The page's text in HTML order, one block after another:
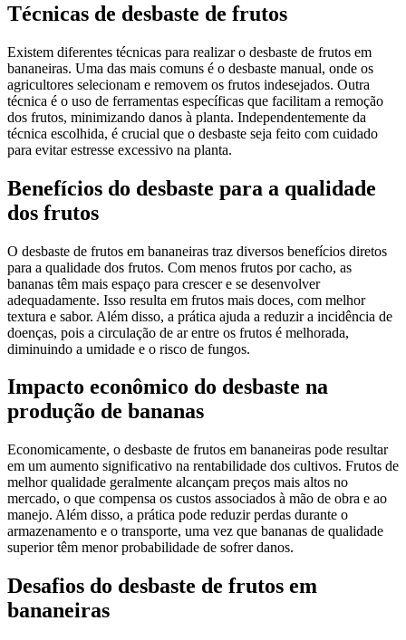
Técnicas de desbaste de frutos
Existem diferentes técnicas para realizar o desbaste de frutos em
bananeiras. Uma das mais comuns é o desbaste manual, onde os
agricultores selecionam e removem os frutos indesejados. Outra
técnica é o uso de ferramentas específicas que facilitam a remoção
dos frutos, minimizando danos à planta. Independentemente da
técnica escolhida, é crucial que o desbaste seja feito com cuidado
para evitar estresse excessivo na planta.
Benefícios do desbaste para a qualidade
dos frutos
O desbaste de frutos em bananeiras traz diversos benefícios diretos
para a qualidade dos frutos. Com menos frutos por cacho, as
bananas têm mais espaço para crescer e se desenvolver
adequadamente. Isso resulta em frutos mais doces, com melhor
textura e sabor. Além disso, a prática ajuda a reduzir a incidência de
doenças, pois a circulação de ar entre os frutos é melhorada,
diminuindo a umidade e o risco de fungos.
Impacto econômico do desbaste na
produção de bananas
Economicamente, o desbaste de frutos em bananeiras pode resultar
em um aumento significativo na rentabilidade dos cultivos. Frutos de
melhor qualidade geralmente alcançam preços mais altos no
mercado, o que compensa os custos associados à mão de obra e ao
manejo. Além disso, a prática pode reduzir perdas durante o
armazenamento e o transporte, uma vez que bananas de qualidade
superior têm menor probabilidade de sofrer danos.
Desafios do desbaste de frutos em
bananeiras